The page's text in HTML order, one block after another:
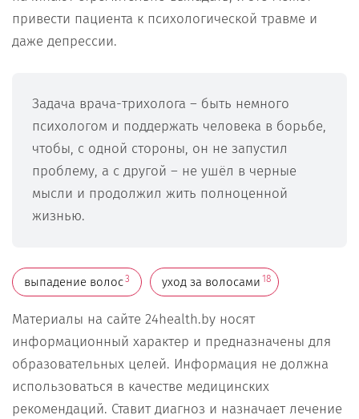
привести пациента к психологической травме и
даже депрессии.
Задача врача-трихолога – быть немного
психологом и поддержать человека в борьбе,
чтобы, с одной стороны, он не запустил
проблему, а с другой – не ушёл в черные
мысли и продолжил жить полноценной
жизнью.
выпадение волос3 уход за волосами 18
Материалы на сайте 24health.by носят
информационный характер и предназначены для
образовательных целей. Информация не должна
использоваться в качестве медицинских
рекомендаций. Ставит диагноз и назначает лечение